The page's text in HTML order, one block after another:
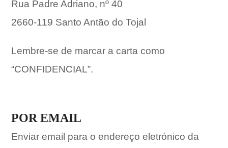
Rua Padre Adriano, nº 40
2660-119 Santo Antão do Tojal
Lembre-se de marcar a carta como
“CONFIDENCIAL”.
POR EMAIL
Enviar email para o endereço eletrónico da